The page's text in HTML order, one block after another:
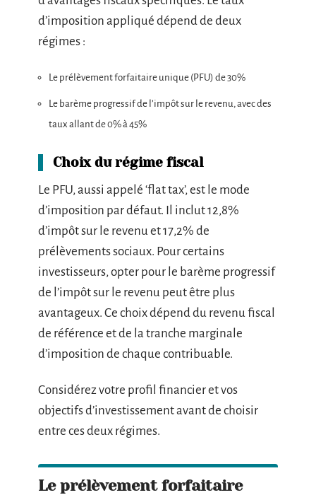
d’imposition appliqué dépend de deux
régimes :
Le prélèvement forfaitaire unique (PFU) de 30%
Le barème progressif de l’impôt sur le revenu, avec des
taux allant de 0% à 45%
Choix du régime fiscal
Le PFU, aussi appelé ‘flat tax’, est le mode
d’imposition par défaut. Il inclut 12,8%
d’impôt sur le revenu et 17,2% de
prélèvements sociaux. Pour certains
investisseurs, opter pour le barème progressif
de l’impôt sur le revenu peut être plus
avantageux. Ce choix dépend du revenu fiscal
de référence et de la tranche marginale
d’imposition de chaque contribuable.
Considérez votre profil financier et vos
objectifs d’investissement avant de choisir
entre ces deux régimes.
Le prélèvement forfaitaire